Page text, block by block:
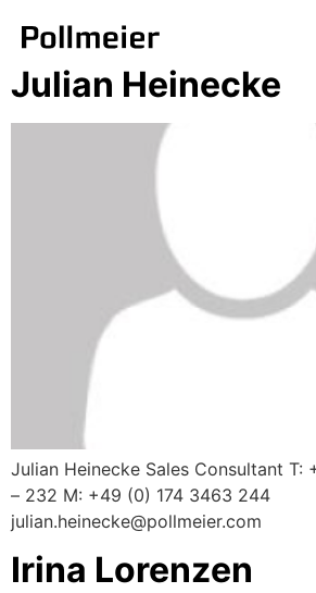
Julian Heinecke
Julian Heinecke Sales Consultant
– 232 M: +49 (0) 174 3463 244
julian.heinecke@pollmeier.com
Irina Lorenzen